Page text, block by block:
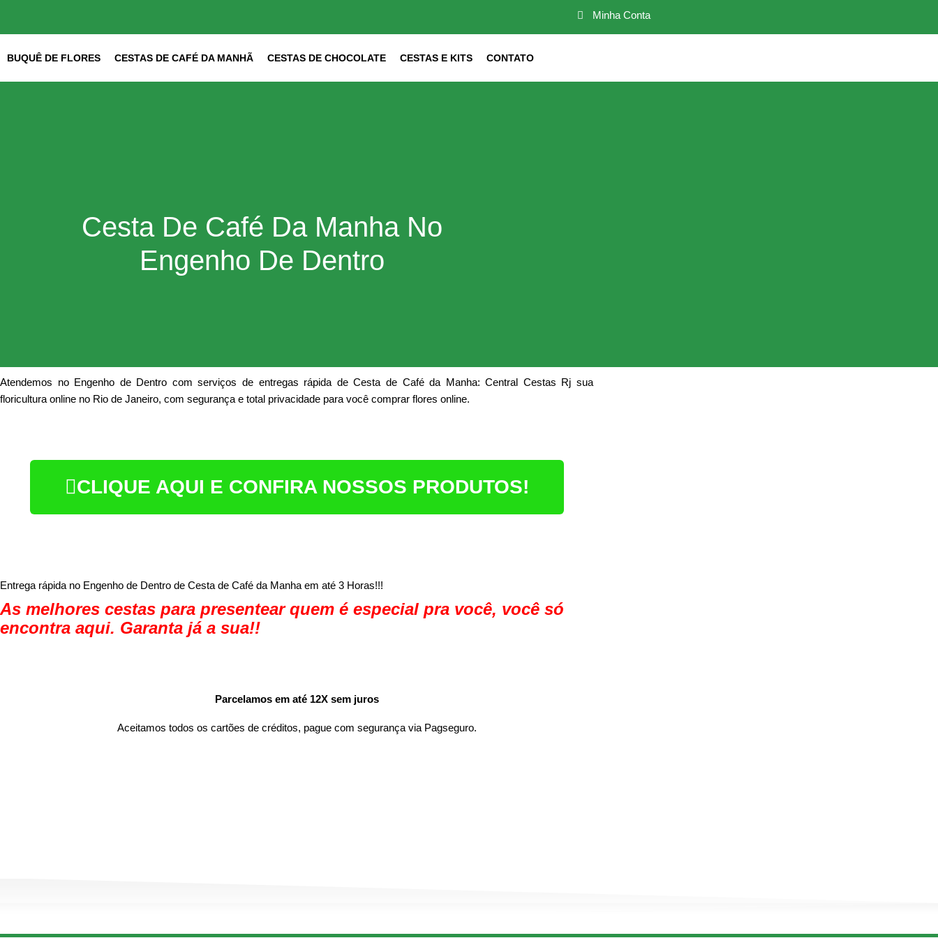
conteúdo
Minha Conta
BUQUÊ DE FLORES CESTAS DE CAFÉ DA MANHÃ CESTAS DE CHOCOLATE CESTAS E KITS CONTATO
Cesta De Café Da Manha No
Engenho De Dentro
Atendemos no Engenho de Dentro com serviços de entregas rápida de Cesta de Café da Manha: Central Cestas Rj sua
floricultura online no Rio de Janeiro, com segurança e total privacidade para você comprar flores online.
CLIQUE AQUI E CONFIRA NOSSOS PRODUTOS!
Entrega rápida no Engenho de Dentro de Cesta de Café da Manha em até 3 Horas!!!
As melhores cestas para presentear quem é especial pra você, você só
encontra aqui. Garanta já a sua!!
Parcelamos em até 12X sem juros
Aceitamos todos os cartões de créditos, pague com segurança via Pagseguro.